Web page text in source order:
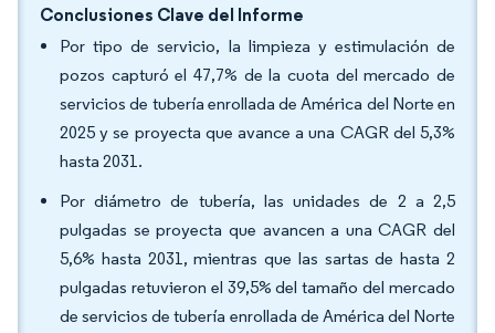
Conclusiones Clave del Informe
Por tipo de servicio, la limpieza y estimulación de
pozos capturó el 47,7% de la cuota del mercado de
servicios de tubería enrollada de América del Norte en
2025 y se proyecta que avance a una CAGR del 5,3%
hasta 2031.
Por diámetro de tubería, las unidades de 2 a 2,5
pulgadas se proyecta que avancen a una CAGR del
5,6% hasta 2031, mientras que las sartas de hasta 2
pulgadas retuvieron el 39,5% del tamaño del mercado
de servicios de tubería enrollada de América del Norte